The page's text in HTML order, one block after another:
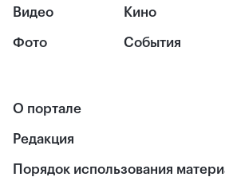
Видео
Фото
Кино
События
О портале
Редакция
Порядок использования